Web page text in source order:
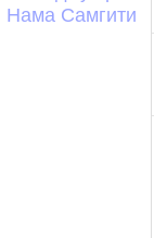
Нама Самгити